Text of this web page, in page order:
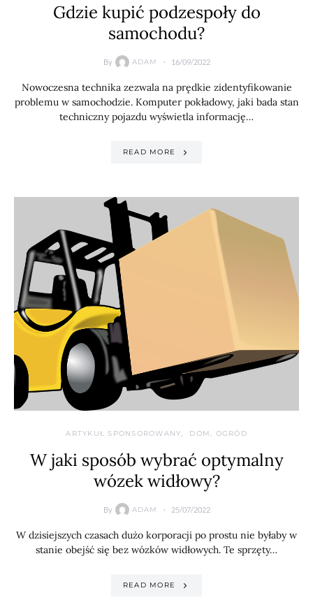
Gdzie kupić podzespoły do
samochodu?
By ADAM 16/09/2022
Nowoczesna technika zezwala na prędkie zidentyfikowanie
problemu w samochodzie. Komputer pokładowy, jaki bada stan
techniczny pojazdu wyświetla informację…
READ MORE
ARTYKUŁ SPONSOROWANY DOM, OGRÓD
W jaki sposób wybrać optymalny
wózek widłowy?
By ADAM 25/07/2022
W dzisiejszych czasach dużo korporacji po prostu nie byłaby w
stanie obejść się bez wózków widłowych. Te sprzęty…
READ MORE